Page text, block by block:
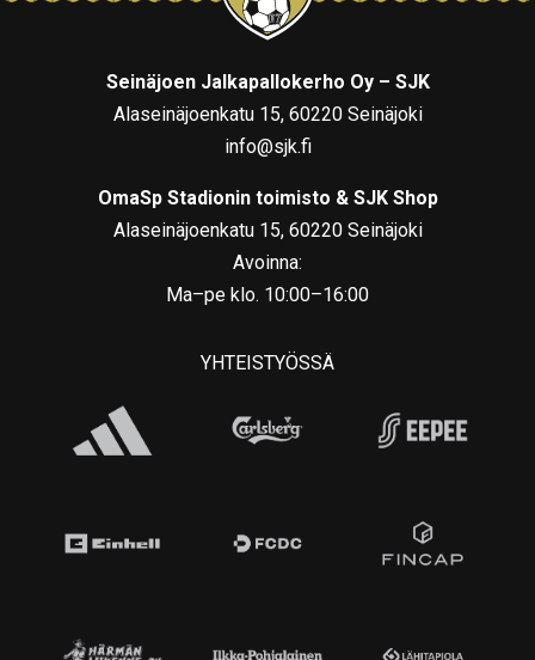
Seinäjoen Jalkapallokerho Oy – SJK
Alaseinäjoenkatu 15, 60220 Seinäjoki
info@sjk.fi
OmaSp Stadionin toimisto & SJK Shop
Alaseinäjoenkatu 15, 60220 Seinäjoki
Avoinna:
Ma–pe klo. 10:00–16:00
YHTEISTYÖSSÄ